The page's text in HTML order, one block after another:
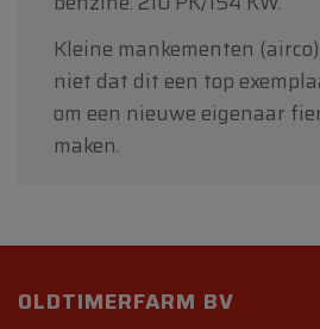
Kleine mankementen
niet dat dit een top
om een nieuwe eigenaar
maken.
OLDTIMERFARM BV